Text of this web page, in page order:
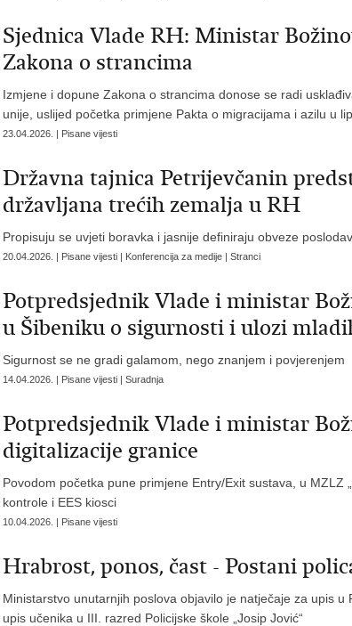
Sjednica Vlade RH: Ministar
Zakona o strancima
Izmjene i dopune Zakona o strancima donose se radi
unije, uslijed početka primjene Pakta o migracijama i azilu u
23.04.2026. | Pisane vijesti
Državna tajnica Petrijevčanin
državljana trećih zemalja u RH
Propisuju se uvjeti boravka i jasnije definiraju obveze
20.04.2026. | Pisane vijesti | Konferencija za medije | Stranci
Potpredsjednik Vlade i ministar
u Šibeniku o sigurnosti i ulozi
Sigurnost se ne gradi galamom, nego znanjem i povjerenjem
14.04.2026. | Pisane vijesti | Suradnja
Potpredsjednik Vlade i ministar
digitalizacije granice
Povodom početka pune primjene Entry/Exit sustava, u MZLZ
kontrole i EES kiosci
10.04.2026. | Pisane vijesti
Hrabrost, ponos, čast - Postani
Ministarstvo unutarnjih poslova objavilo je natječaje za upis
upis učenika u III. razred Policijske škole „Josip Jović“